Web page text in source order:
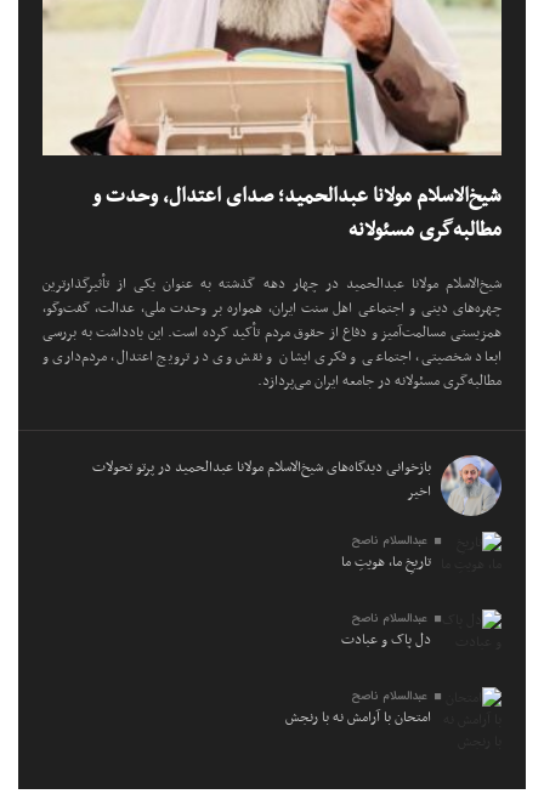
شیخ‌الاسلام مولانا عبدالحمید؛ صدای اعتدال، وحدت و
مطالبه‌گری مسئولانه
شیخ‌الاسلام مولانا عبدالحمید در چهار دهه گذشته به عنوان یکی از تأثیرگذارترین
چهره‌های دینی و اجتماعی اهل سنت ایران، همواره بر وحدت ملی، عدالت، گفت‌وگو،
همزیستی مسالمت‌آمیز و دفاع از حقوق مردم تأکید کرده است. این یادداشت به بررسی
ابعاد شخصیتی، اجتماعی و فکری ایشان و نقش وی در ترویج اعتدال، مردم‌داری و
مطالبه‌گری مسئولانه در جامعه ایران می‌پردازد.
بازخوانی دیدگاه‌های شیخ‌الاسلام مولانا عبدالحمید در پرتو تحولات
اخیر
عبدالسلام ناصح
تاریخِ ما، هویتِ ما
عبدالسلام ناصح
دل پاک و عبادت
عبدالسلام ناصح
امتحان با آرامش نه با رنجش